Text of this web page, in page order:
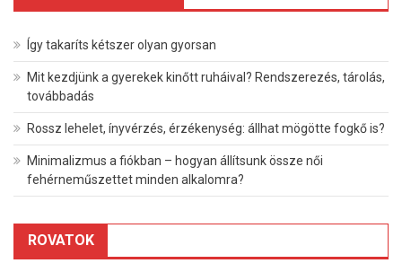
Így takaríts kétszer olyan gyorsan
Mit kezdjünk a gyerekek kinőtt ruháival? Rendszerezés, tárolás,
továbbadás
Rossz lehelet, ínyvérzés, érzékenység: állhat mögötte fogkő is?
Minimalizmus a fiókban – hogyan állítsunk össze női
fehérneműszettet minden alkalomra?
ROVATOK